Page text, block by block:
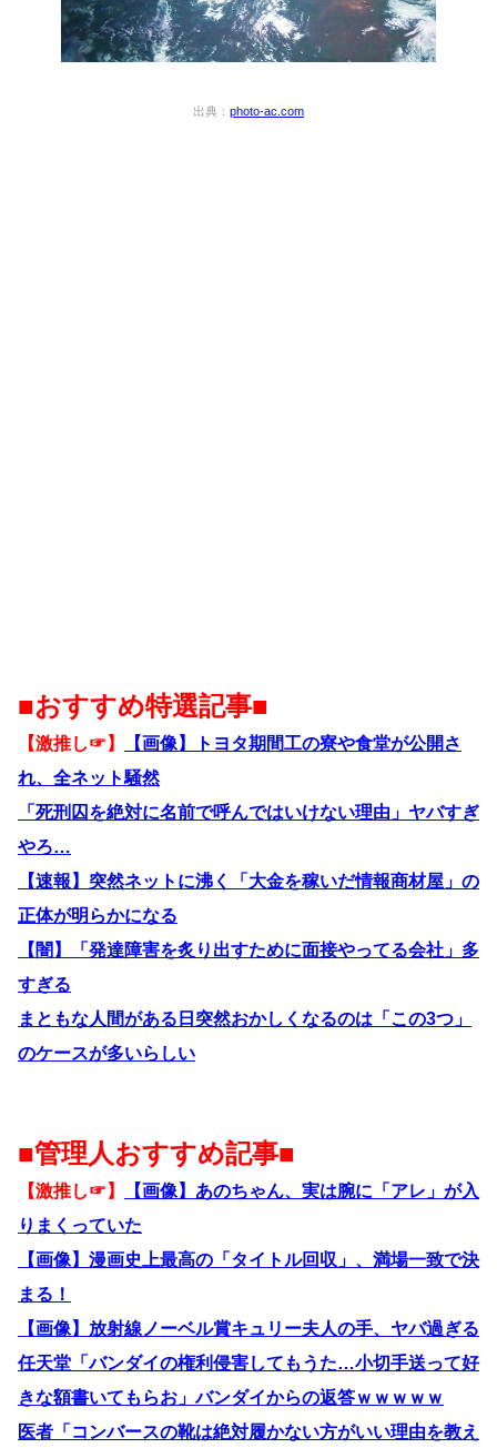
出典： photo-ac.com
■おすすめ特選記事■
【激推し☞】
【画像】トヨタ期間工の寮や食堂が公開さ
れ、全ネット騒然
「死刑囚を絶対に名前で呼んではいけない理由」ヤバすぎ
やろ…
【速報】突然ネットに沸く「大金を稼いだ情報商材屋」の
正体が明らかになる
【闇】「発達障害を炙り出すために面接やってる会社」多
すぎる
まともな人間がある日突然おかしくなるのは「この3つ」
のケースが多いらしい
■管理人おすすめ記事■
【激推し☞】
【画像】あのちゃん、実は腕に「アレ」が入
りまくっていた
【画像】漫画史上最高の「タイトル回収」、満場一致で決
まる！
【画像】放射線ノーベル賞キュリー夫人の手、ヤバ過ぎる
任天堂「バンダイの権利侵害してもうた…小切手送って好
きな額書いてもらお」バンダイからの返答ｗｗｗｗｗ
医者「コンバースの靴は絶対履かない方がいい理由を教え